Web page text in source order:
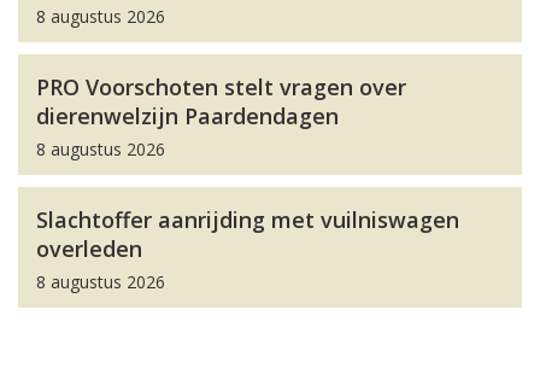
8 augustus 2026
PRO Voorschoten stelt vragen over
dierenwelzijn Paardendagen
8 augustus 2026
Slachtoffer aanrijding met vuilniswagen
overleden
8 augustus 2026